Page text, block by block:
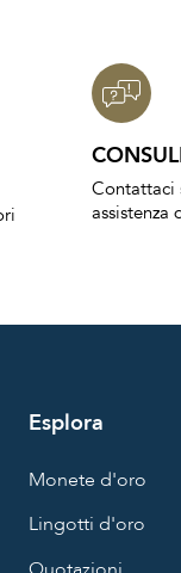
Contattaci
assistenza
Esplora
Monete d'oro
Lingotti d'oro